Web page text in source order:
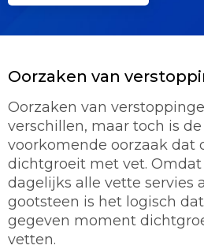
Oorzaken van
Oorzaken van
verschillen, maar toch is
voorkomende oorzaak dat
dichtgroeit met vet. Omdat
dagelijks alle vette servies
gootsteen is het logisch
gegeven moment
vetten.